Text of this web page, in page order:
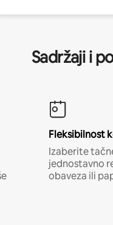
Sadržaji i
Fleksibilnost
Izaberite
jednostavno
obaveza ili